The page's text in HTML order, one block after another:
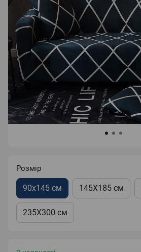
Розмір
90х145 см 145Х185 см
235Х300 см